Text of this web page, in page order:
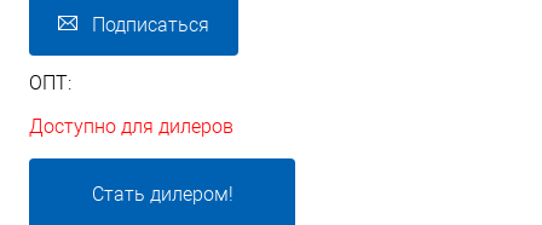
Подписаться
ОПТ:
Доступно для дилеров
Стать дилером!